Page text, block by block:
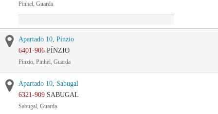
Pinhel, Guarda
Apartado 10, Pínzio
6401-906 PÍNZIO
Pínzio, Pinhel, Guarda
Apartado 10, Sabugal
6321-909 SABUGAL
Sabugal, Guarda